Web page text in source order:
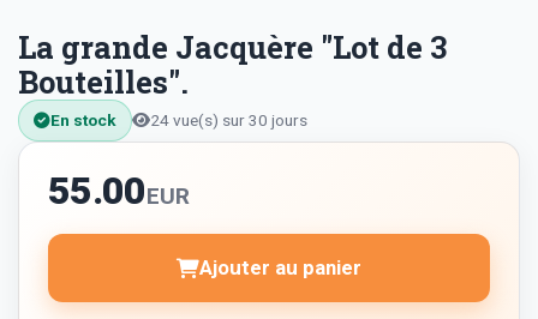
La grande Jacquère "Lot de 3
Bouteilles".
En stock 24 vue(s) sur 30 jours
55.00EUR
Ajouter au panier